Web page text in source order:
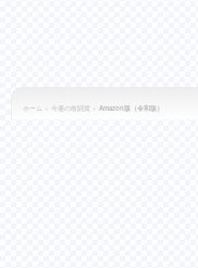
ホーム > 今週の敢闘賞 > Amazon版（令和版）